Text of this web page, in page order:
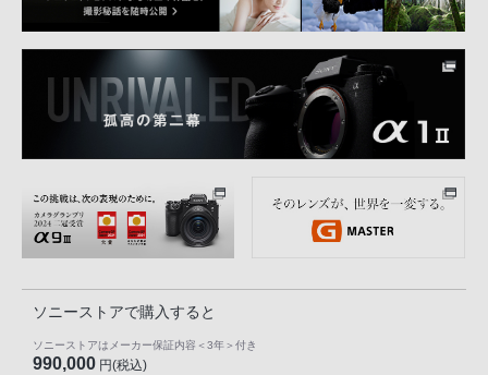
ソニーストアで購入すると
ソニーストアはメーカー保証内容 ＜3年＞ 付き
990,000 円(税込)